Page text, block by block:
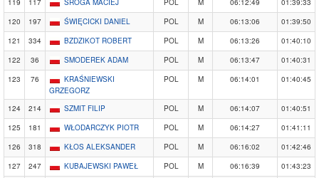
119
117 SROGA MACIEJ POL M 06:12:49
01:39:33
120
197 ŚWIĘCICKI DANIEL POL M 06:13:06
01:39:50
121
334 BZDZIKOT ROBERT POL M 06:13:26
01:40:10
122
36 SMODEREK ADAM POL M 06:13:47
01:40:31
123
76
KRAŚNIEWSKI
GRZEGORZ
POL M 06:14:01 01:40:45
124 214 SZMIT FILIP POL M 06:14:07
01:40:51
125
181 WŁODARCZYK PIOTR POL M 06:14:27
01:41:11
126
318 KŁOS ALEKSANDER POL M 06:16:02
01:42:46
127
247 KUBAJEWSKI PAWEŁ POL M 06:16:39
01:43:23